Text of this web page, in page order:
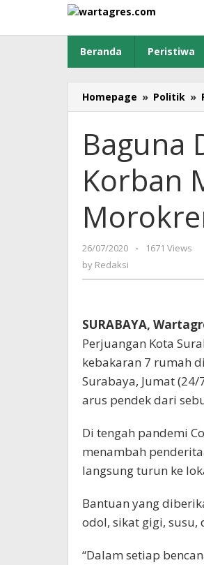
content
Beranda Peristiwa
Homepage » Politik »
Baguna
Korban
26/07/2020
by
-
1671 Views
by Redaksi
SURABAYA,
Perjuangan Kota
kebakaran 7 rumah
Surabaya, Jumat
arus pendek dari
Di tengah pandemi
menambah
langsung turun ke
Bantuan yang
odol, sikat gigi, susu,
“Dalam setiap